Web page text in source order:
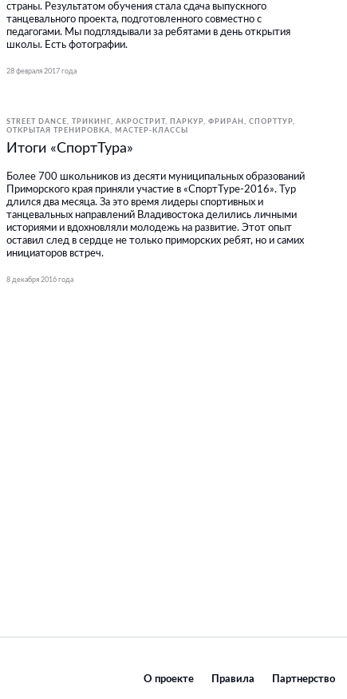
страны. Результатом обучения стала сдача выпускного
танцевального проекта, подготовленного совместно с
педагогами. Мы подглядывали за ребятами в день открытия
школы. Есть фотографии.
28 февраля 2017 года
STREET DANCE ТРИКИНГ, АКРОСТРИТ, ПАРКУР, ФРИРАН
СПОРТТУР
ОТКРЫТАЯ ТРЕНИРОВКА
МАСТЕР-КЛАССЫ
Итоги «СпортТура»
Более 700 школьников из десяти муниципальных образований
Приморского края приняли участие в «СпортТуре-2016». Тур
длился два месяца. За это время лидеры спортивных и
танцевальных направлений Владивостока делились личными
историями и вдохновляли молодежь на развитие. Этот опыт
оставил след в сердце не только приморских ребят, но и самих
инициаторов встреч.
8 декабря 2016 года
О проекте Правила Партнерство